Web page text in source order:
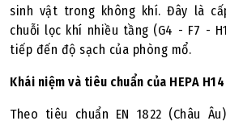
sinh vật trong không khí. Đây là
chuỗi lọc khí nhiều tầng (G4 - F7 -
tiếp đến độ sạch của phòng mổ.
Khái niệm và tiêu chuẩn của HEPA H14
Theo tiêu chuẩn EN 1822 (Châu